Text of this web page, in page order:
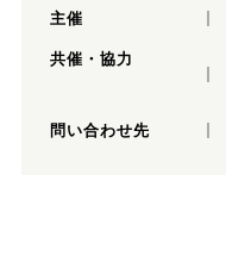
主催
共催・協力
問い合わせ先